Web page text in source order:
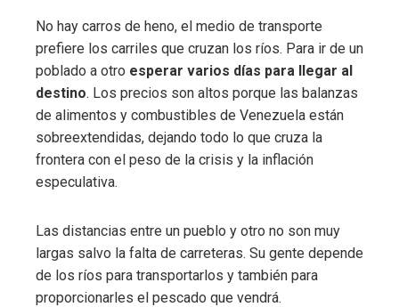
No hay carros de heno, el medio de transporte
prefiere los carriles que cruzan los ríos. Para ir de un
poblado a otro esperar varios días para llegar al
destino. Los precios son altos porque las balanzas
de alimentos y combustibles de Venezuela están
sobreextendidas, dejando todo lo que cruza la
frontera con el peso de la crisis y la inflación
especulativa.
Las distancias entre un pueblo y otro no son muy
largas salvo la falta de carreteras. Su gente depende
de los ríos para transportarlos y también para
proporcionarles el pescado que vendrá.